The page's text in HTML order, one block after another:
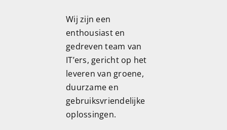
Wij zijn een
enthousiast en
gedreven team van
IT’ers, gericht op het
leveren van groene,
duurzame en
gebruiksvriendelijke
oplossingen.